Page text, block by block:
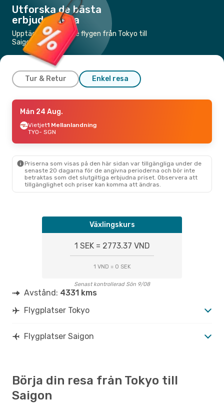
Utforska de bästa
erbjudandena
Upptäck de billigaste flygen från Tokyo till
Saigon
Tur & Retur Enkel resa
Lör 29 Aug.- Fre 4 Sep.
Thai Air Asia
1 Mellanlandning
Scoot1 Mellanlandning
Mån 24 Aug.
Vietjet1 Mellanlandning
TYO- SGN
Priserna som visas på den här sidan var tillgängliga under de
senaste 20 dagarna för de angivna perioderna och bör inte
betraktas som det slutgiltiga erbjudna priset. Observera att
tillgänglighet och priser kan komma att ändras.
Växlingskurs
1 SEK = 2773.37 VND
1 VND = 0 SEK
Senast kontrollerad Sön 9/08
Avstånd: 4331 kms
Flygplatser Tokyo
Flygplatser Saigon
Börja din resa från Tokyo till
Saigon